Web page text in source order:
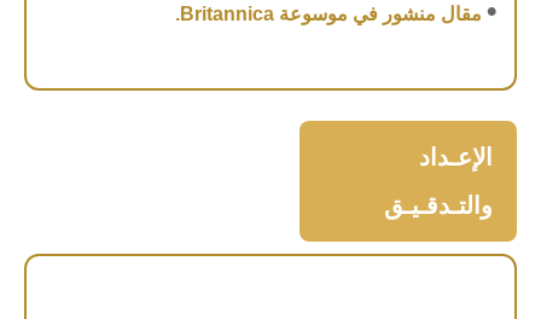
• مقال منشور في موسوعة Britannica.
الإعـداد
والتـدقـيـق